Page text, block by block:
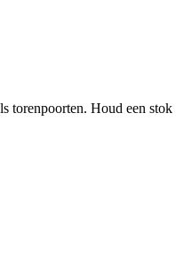
torenpoorten. Houd een